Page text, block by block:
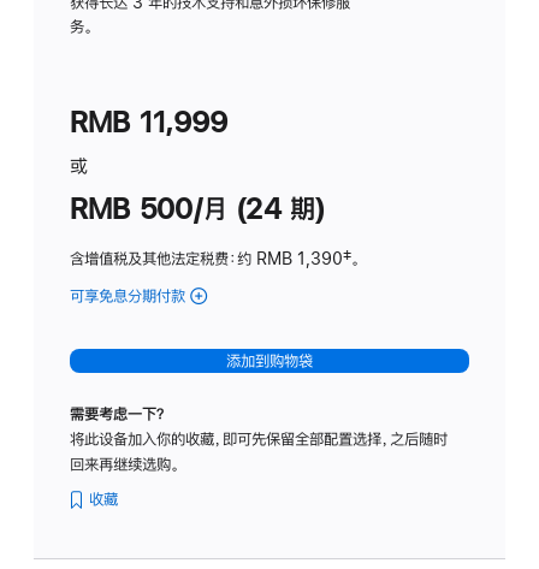
务。
RMB 11,999
或
RMB 500/月 (24 期)
含增值税及其他法定税费：约 RMB 1,390脚
‡。
可享免息分期付款 (Studio
-
标
璃
添加到购物袋
需要考虑一下？
将此设备加入你的收藏，即可先保留全部配置选择，之后随时
回来再继续选购。
收藏